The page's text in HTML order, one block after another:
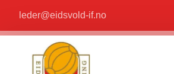
leder@eidsvold-if.no